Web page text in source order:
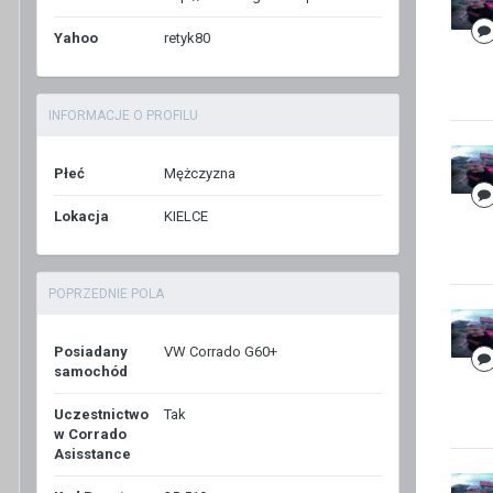
Yahoo retyk80
INFORMACJE O PROFILU
Płeć Mężczyzna
Lokacja KIELCE
POPRZEDNIE POLA
Posiadany
samochód
VW Corrado G60+
Uczestnictwo
w Corrado
Asisstance
Tak